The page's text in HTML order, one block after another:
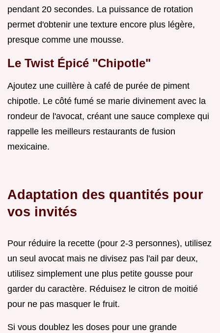
pendant 20 secondes. La puissance de rotation
permet d'obtenir une texture encore plus légère,
presque comme une mousse.
Le Twist Épicé "Chipotle"
Ajoutez une cuillère à café de purée de piment
chipotle. Le côté fumé se marie divinement avec la
rondeur de l'avocat, créant une sauce complexe qui
rappelle les meilleurs restaurants de fusion
mexicaine.
Adaptation des quantités pour
vos invités
Pour réduire la recette (pour 2-3 personnes), utilisez
un seul avocat mais ne divisez pas l'ail par deux,
utilisez simplement une plus petite gousse pour
garder du caractère. Réduisez le citron de moitié
pour ne pas masquer le fruit.
Si vous doublez les doses pour une grande